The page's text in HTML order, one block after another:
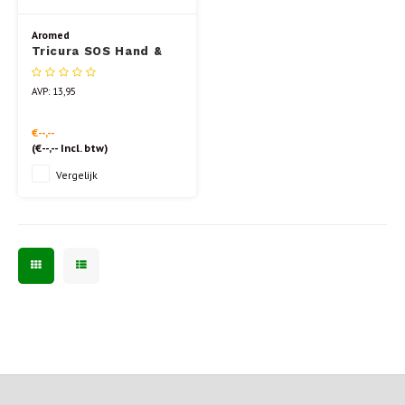
Aromed
Tricura SOS Hand &
Voetcrème BIO 50gr
AVP: 13,95
€--,--
(€--,--Incl. btw)
Vergelijk